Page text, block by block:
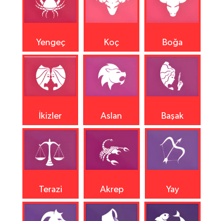
Yengeç Koç Boğa
İkizler Aslan Başak
Terazi Akrep Yay